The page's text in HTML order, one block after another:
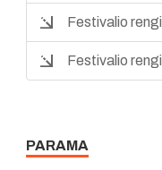
Festivalio
Festivalio
PARAMA